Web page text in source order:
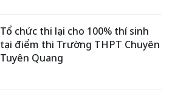
Tổ chức thi lại cho 100% thí sinh
tại điểm thi Trường THPT Chuyên
Tuyên Quang